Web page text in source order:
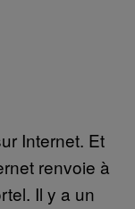
Internet. Et
renvoie à
Il y a un